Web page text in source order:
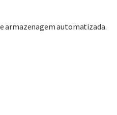
armazenagem automatizada.